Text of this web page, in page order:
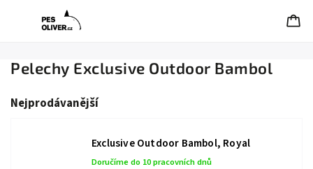
Pelechy Exclusive Outdoor Bambol
Nejprodávanější
Exclusive Outdoor Bambol, Royal
Doručíme do 10 pracovních dnů